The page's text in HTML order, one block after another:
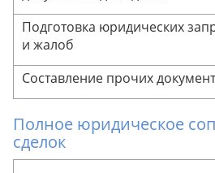
Подготовка юридических
и жалоб
Составление прочих
Полное юридическое
сделок